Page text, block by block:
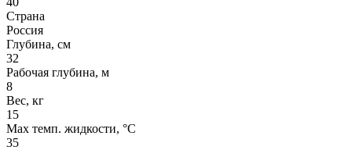
Страна
Россия
Глубина, см
32
Рабочая глубина, м
8
Вес, кг
15
Max темп. жидкости, °С
35